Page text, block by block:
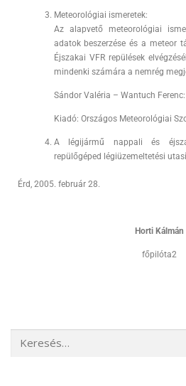
Meteorológiai ismeretek:
Az alapvető meteorológiai
adatok beszerzése és a meteor
Éjszakai VFR repülések
mindenki számára a nemrég
Sándor Valéria – Wantuch
Kiadó: Országos Meteorológiai
A légijármű nappali és
repülőgéped légiüzemeltetési
Érd, 2005. február 28.
Horti Kálmán
főpilóta2